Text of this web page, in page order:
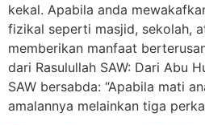
kekal. Apabila anda
fizikal seperti masjid, sekolah,
memberikan manfaat
dari Rasulullah SAW: Dari Abu
SAW bersabda: “Apabila mati
amalannya melainkan tiga